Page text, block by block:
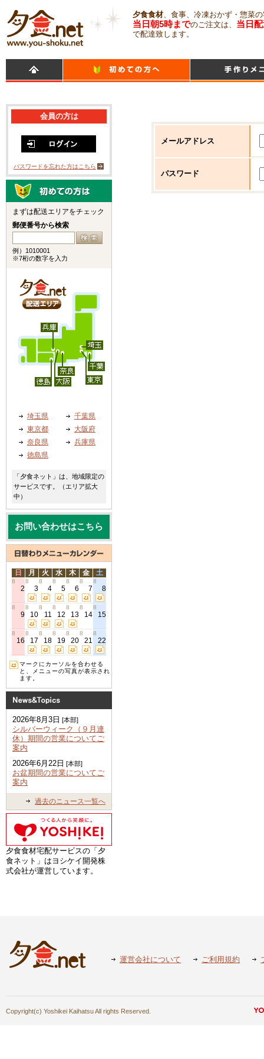
夕食食材、食事、冷凍おかず・惣菜
当日朝5時までのご注文は、 当日
で配達致します。
メールアドレス
パスワード
会員の方は
パスワードを忘れた方はこちら
まずは配送エリアをチェック
郵便番号から検索
例）1010001
※7桁の数字を入力
埼玉県
千葉県
東京都
大阪府
奈良県
兵庫県
徳島県
「夕食ネット」は、地域限定の
サービスです。（エリア拡大
中）
お問い合わせはこちら
日 月 火 水 木 金 土
8
2
8
3
8
4
8
5
8
6
8
7
8
8
8
9
8
10
8
11
8
12
8
13
8
14
8
15
8
16
8
17
8
18
8
19
8
20
8
21
8
22
マークにカーソルを合わせる
と、メニューの写真が表示され
ます。
2026年8月3日 [本部]
シルバーウィーク（９月連
休）期間の営業についてご
案内
2026年6月22日 [本部]
お盆期間の営業についてご
案内
過去のニュース一覧へ
夕食食材宅配サービスの「夕
食ネット」はヨシケイ開発株
式会社が運営しています。
運営会社について ご利用規約
Copyright(c) Yoshikei Kaihatsu All rights Reserved.